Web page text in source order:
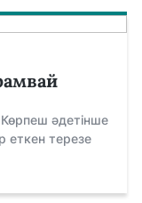
әдетінше
еткен терезе